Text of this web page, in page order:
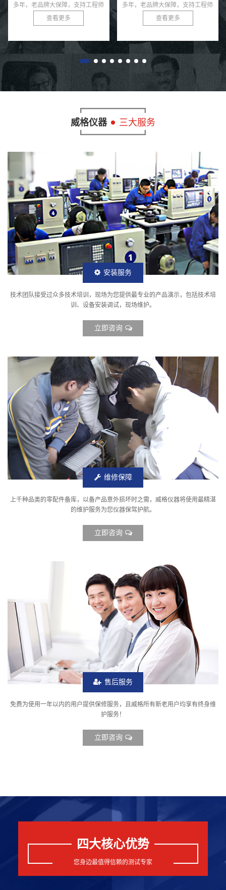
多年，老品牌大保障，支持工程师
查看更多
20多年，老品牌大保障，支持工程
师免费上门指导！
查看更多
威格仪器 三大服务
安装服务
技术团队接受过众多技术培训，现场为您提供最专业的产品演示，包括技术培
训、设备安装调试，现场维护。
立即咨询
维修保障
上千种品类的零配件备库，以备产品意外损坏时之需，威格仪器将使用最精湛
的维护服务为您仪器保驾护航。
立即咨询
售后服务
免费为使用一年以内的用户提供保修服务，且威格所有新老用户均享有终身维
护服务！
立即咨询
四大核心优势
您身边最值得信赖的测试专家